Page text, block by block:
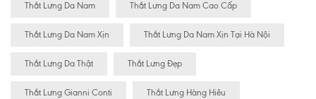
Thắt Lưng Da Nam Thắt Lưng Da Nam Cao Cấp
Thắt Lưng Da Nam Xịn Thắt Lưng Da Nam Xịn Tại Hà Nội
Thắt Lưng Da Thật Thắt Lưng Đẹp
Thắt Lưng Gianni Conti Thắt Lưng Hàng Hiêu